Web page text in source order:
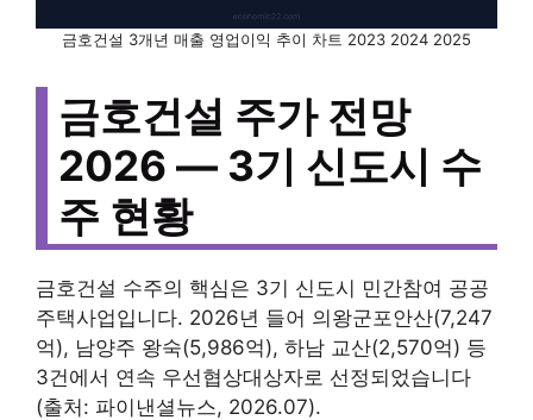
금호건설 3개년 매출 영업이익 추이 차트 2023 2024 2025
금호건설 주가 전망
2026 — 3기 신도시 수
주 현황
금호건설 수주의 핵심은 3기 신도시 민간참여 공공
주택사업입니다. 2026년 들어 의왕군포안산(7,247
억), 남양주 왕숙(5,986억), 하남 교산(2,570억) 등
3건에서 연속 우선협상대상자로 선정되었습니다
(출처: 파이낸셜뉴스, 2026.07).